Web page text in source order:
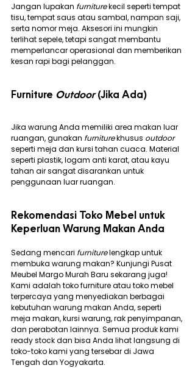
Jangan lupakan furniture kecil seperti tempat
tisu, tempat saus atau sambal, nampan saji,
serta nomor meja. Aksesori ini mungkin
terlihat sepele, tetapi sangat membantu
memperlancar operasional dan memberikan
kesan rapi bagi pelanggan.
Furniture Outdoor (Jika Ada)
Jika warung Anda memiliki area makan luar
ruangan, gunakan furniture khusus outdoor
seperti meja dan kursi tahan cuaca. Material
seperti plastik, logam anti karat, atau kayu
tahan air sangat disarankan untuk
penggunaan luar ruangan.
Rekomendasi Toko Mebel untuk
Keperluan Warung Makan Anda
Sedang mencari furniture lengkap untuk
membuka warung makan? Kunjungi Pusat
Meubel Margo Murah Baru sekarang juga!
Kami adalah toko furniture atau toko mebel
terpercaya yang menyediakan berbagai
kebutuhan warung makan Anda, seperti
meja makan, kursi warung, rak penyimpanan,
dan perabotan lainnya. Semua produk kami
ready stock dan bisa Anda lihat langsung di
toko-toko kami yang tersebar di Jawa
Tengah dan Yogyakarta.